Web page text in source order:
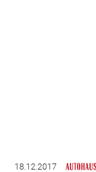
18.12.2017